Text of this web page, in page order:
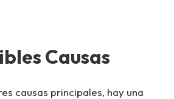
Causas
causas principales, hay una